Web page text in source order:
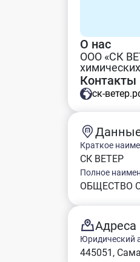
О нас
ООО «СК
Контакты
ск-
Краткое
СК ВЕТЕР
Полное
ОБЩЕСТВО
Адреса
Юридический
445051,